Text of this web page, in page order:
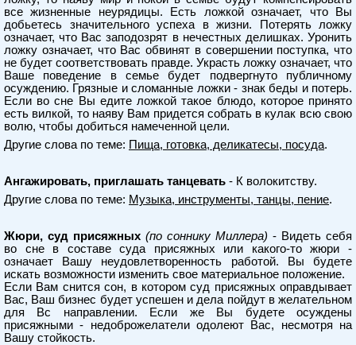
все жизненные неурядицы. Есть ложкой означает, что Вы
добьетесь значительного успеха в жизни. Потерять ложку
означает, что Вас заподозрят в нечестных делишках. Уронить
ложку означает, что Вас обвинят в совершении поступка, что
не будет соответствовать правде. Украсть ложку означает, что
Ваше поведение в семье будет подвергнуто публичному
осуждению. Грязные и сломанные ложки - знак беды и потерь.
Если во сне Вы едите ложкой такое блюдо, которое принято
есть вилкой, то наяву Вам придется собрать в кулак всю свою
волю, чтобы добиться намеченной цели.
Другие слова по теме: Пища, готовка, деликатесы, посуда.
Ангажировать, приглашать танцевать - К волокитству.
Другие слова по теме: Музыка, инструменты, танцы, пение.
Жюри, суд присяжных (по соннику Миллера) - Видеть себя
во сне в составе суда присяжных или какого-то жюри -
означает Вашу неудовлетворенность работой. Вы будете
искать возможности изменить свое материальное положение.
Если Вам снится сон, в котором суд присяжных оправдывает
Вас, Ваш бизнес будет успешен и дела пойдут в желательном
для Вс направлении. Если же Вы будете осуждены
присяжными - недоброжелатели одолеют Вас, несмотря на
Вашу стойкость.